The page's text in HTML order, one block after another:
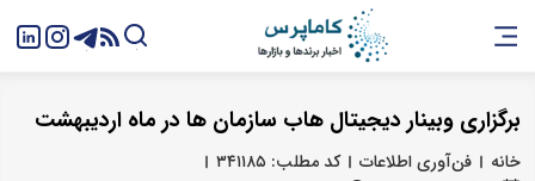
برگزاری وبینار دیجیتال هاب سازمان‌ ها در ماه اردیبهشت
خانه فن‌آوری اطلاعات
کد مطلب: ۳۴۱۱۸۵